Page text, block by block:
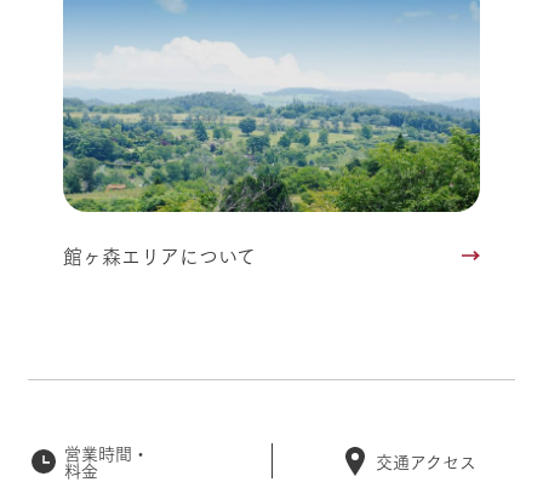
館ヶ森エリアについて
営業時間・
料金 交通アクセス